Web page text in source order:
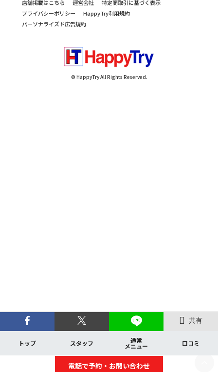
共有
トップ スタッフ 通常
メニュー 口コミ
電話で予約・お問い合わせ
店舗掲載はこちら
運営会社
特定商取引に基づく表示
プライバシーポリシー
HappyTry利用規約
パーソナライズド広告規約
© HappyTry All Rights Reserved.